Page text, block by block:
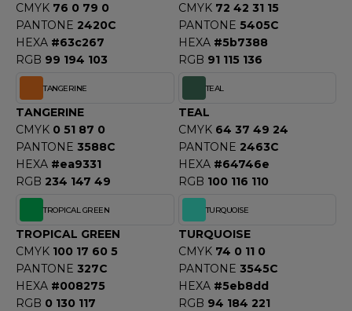
CMYK 76 0 79 0
PANTONE 2420C
HEXA #63c267
RGB 99 194 103
CMYK 72 42 31 15
PANTONE 5405C
HEXA #5b7388
RGB 91 115 136
TANGERINE
TANGERINE
CMYK 0 51 87 0
PANTONE 3588C
HEXA #ea9331
RGB 234 147 49
TEAL
TEAL
CMYK 64 37 49 24
PANTONE 2463C
HEXA #64746e
RGB 100 116 110
TROPICAL GREEN
TROPICAL GREEN
CMYK 100 17 60 5
PANTONE 327C
HEXA #008275
RGB 0 130 117
TURQUOISE
TURQUOISE
CMYK 74 0 11 0
PANTONE 3545C
HEXA #5eb8dd
RGB 94 184 221